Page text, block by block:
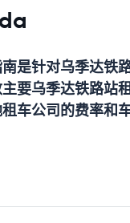
是针对乌季达铁
要乌季达铁路站
车公司的费率和